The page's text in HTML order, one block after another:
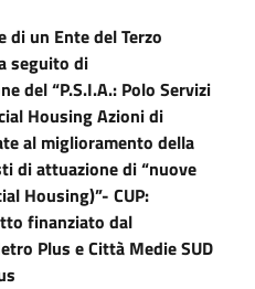
un Ente del Terzo
seguito di
del “P.S.I.A.: Polo Servizi
Housing Azioni di
al miglioramento della
di attuazione di “nuove
Housing)”- CUP:
finanziato dal
Plus e Città Medie SUD